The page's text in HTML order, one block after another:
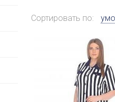
Сортировать по: